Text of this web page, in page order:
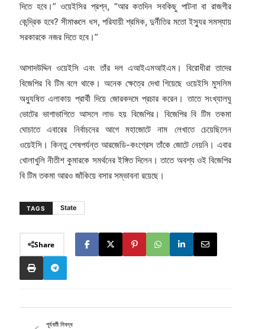
দিতে হবে।” ওয়েইসির প্রশ্ন, “আর কতদিন সবকিছু পাটনা বা রাজগীর
কেন্দ্রিক হবে? সীমাঞ্চলে ধস, পরিযায়ী শ্রমিক, দুর্নীতির মতো ইস্যুর সমস্যায়
সরকারকে নজর দিতে হবে।”
আসাদউদ্দিন ওয়েইসি এবং তাঁর দল এআইএমআইএম। বিরোধীরা তাদের
বিজেপির বি টিম বলে থাকে। অনেক ক্ষেত্রে দেখা গিয়েছে ওয়েইসি মুসলিম
অধ্যুষিত এলাকায় প্রার্থী দিয়ে জোরকদমে প্রচার করেন। তাতে সংখ্যালঘু
ভোটের ভাগাভাগিতে আসলে লাভ হয় বিজেপির। বিজেপির বি টিম তকমা
ঘোচাতে এবারের নির্বাচনের আগে মহাজোটে নাম লেখাতে চেয়েছিলেন
ওয়েইসি। কিন্তু শেষপর্যন্ত আরজেডি-কংগ্রেস তাঁকে জোটে নেয়নি। এবার
খোলাখুলি নীতীশ কুমারকে সমর্থনের ইঙ্গিত দিলেন। তাতে অবশ্য ওই বিজেপির
বি টিম তকমা আরও জাঁকিয়ে বসার সম্ভাবনা রয়েছে।
TAGS State
Share
পূর্ববর্তী নিবন্ধ